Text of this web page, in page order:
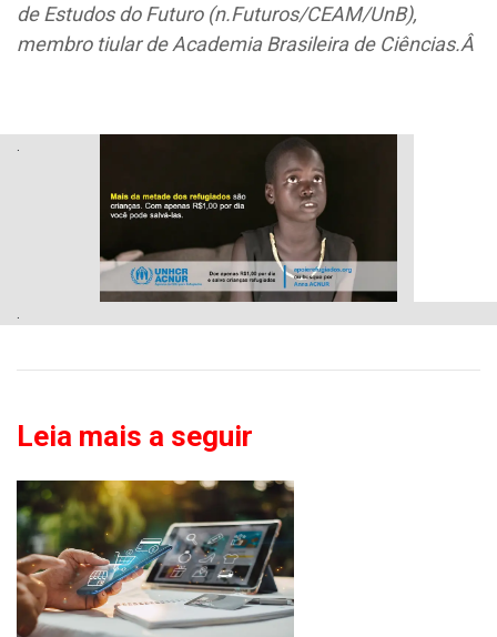
de Estudos do Futuro (n.Futuros/CEAM/UnB),
membro tiular de Academia Brasileira de Ciências.Â
Leia mais a seguir